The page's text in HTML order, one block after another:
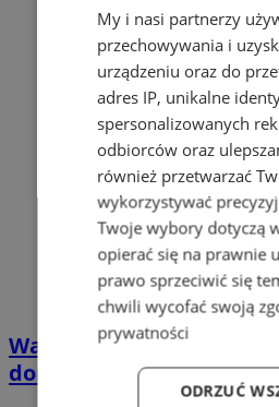
Wakacyjny wypoczynek
domkach Szmaragdowe
My i nasi partnerzy
przechowywania i
urządzeniu oraz do
adres IP, unikalne
spersonalizowanych
odbiorców oraz
również przetwarzać
wykorzystywać
Twoje wybory dotyczą
opierać się na prawnie
prawo sprzeciwić się
chwili wycofać swoją
prywatności
ODRZUĆ